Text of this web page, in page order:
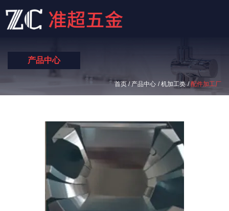
产品中心
首页/ 产品中心 /机加工类 / 配件加工厂